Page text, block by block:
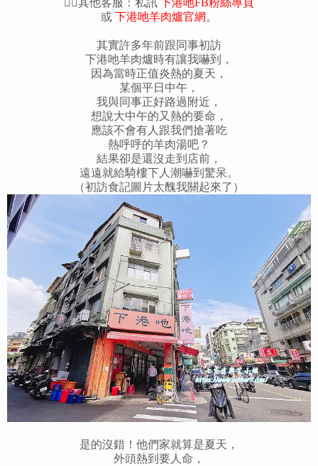
或 下港吔羊肉爐官網 。
其實許多年前跟同事初訪
下港吔羊肉爐時有讓我嚇到，
因為當時正值炎熱的夏天，
某個平日中午，
我與同事正好路過附近，
想說大中午的又熱的要命，
應該不會有人跟我們搶著吃
熱呼呼的羊肉湯吧？
結果卻是還沒走到店前，
遠遠就給騎樓下人潮嚇到驚呆。
（初訪食記圖片太醜我關起來了）
是的沒錯！他們家就算是夏天，
外頭熱到要人命，